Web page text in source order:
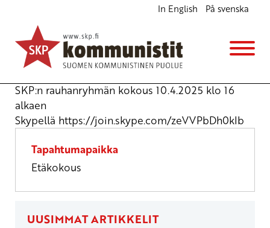
In English På svenska
SKP:n rauhanryhmän kokous
Kokous
to 10.4.2025 klo16:00
SKP:n rauhanryhmän kokous 10.4.2025 klo 16
alkaen
Skypellä https://join.skype.com/zeVVPbDh0kIb
Tapahtumapaikka
Etäkokous
UUSIMMAT ARTIKKELIT